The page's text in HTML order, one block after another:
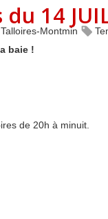
14
Talloires-Montmin
baie !
de 20h à minuit.